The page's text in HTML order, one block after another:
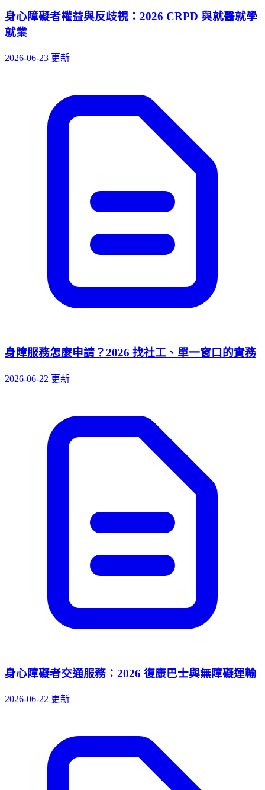
身心障礙者權益與反歧視：2026 CRPD 與就醫就學
就業
2026-06-23 更新
身障服務怎麼申請？2026 找社工、單一窗口的實務
2026-06-22 更新
身心障礙者交通服務：2026 復康巴士與無障礙運輸
2026-06-22 更新